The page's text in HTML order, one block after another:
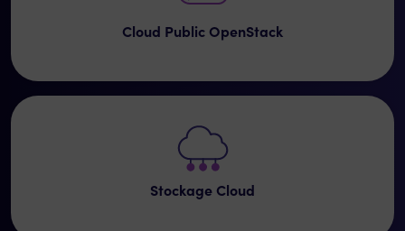
Cloud Public OpenStack
Stockage Cloud